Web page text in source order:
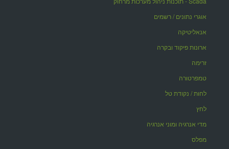
אוגרי נתונים / רשמים
אנאליטיקה
ארונות פיקוד ובקרה
זרימה
טמפרטורה
לחות / נקודת טל
לחץ
מדי אנרגיה ומוני אנרגיה
מפלס